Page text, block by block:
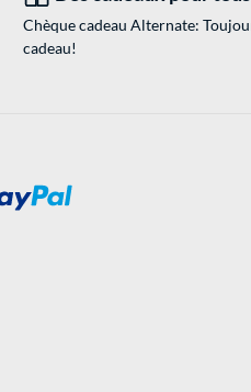
Chèque cadeau Alternate:
cadeau!